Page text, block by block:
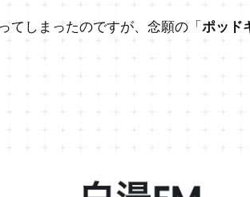
てしまったのですが、念願の「ポッド